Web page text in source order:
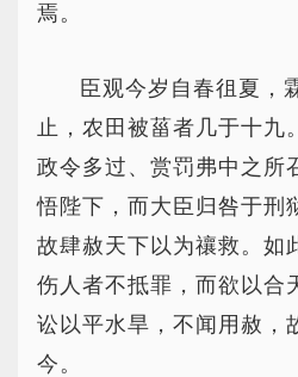
焉。
臣观今岁自春徂夏，
止，农田被菑者几于十九
政令多过、赏罚弗中之所
悟陛下，而大臣归咎于刑
故肆赦天下以为禳救。如
伤人者不抵罪，而欲以合
讼以平水旱，不闻用赦，
今。